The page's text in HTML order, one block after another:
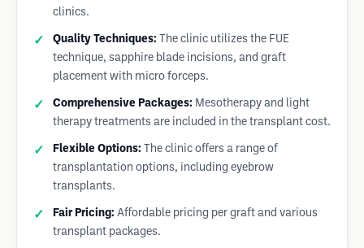
clinics.
Quality Techniques: The clinic utilizes the FUE
technique, sapphire blade incisions, and graft
placement with micro forceps.
Comprehensive Packages: Mesotherapy and light
therapy treatments are included in the transplant cost.
Flexible Options: The clinic offers a range of
transplantation options, including eyebrow
transplants.
Fair Pricing: Affordable pricing per graft and various
transplant packages.